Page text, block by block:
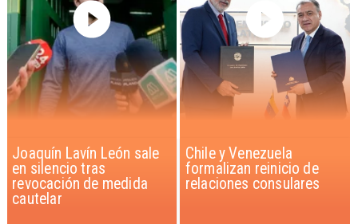
Chile y Venezuela
formalizan reinicio de
relaciones consulares
Feriantes rechazan
dichos de Camila Flores
sobre Fabiola Campillai